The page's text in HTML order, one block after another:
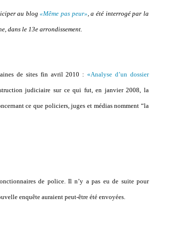
au blog«Même pas peur», a été interrogé par la
dans le 13e arrondissement.
de sites fin avril 2010 :«Analyse d’un dossier
judiciaire sur ce qui fut, en janvier 2008, la
ce que policiers, juges et médias nomment “la
de police. Il n’y a pas eu de suite pour
enquête auraient peut-être été envoyées.